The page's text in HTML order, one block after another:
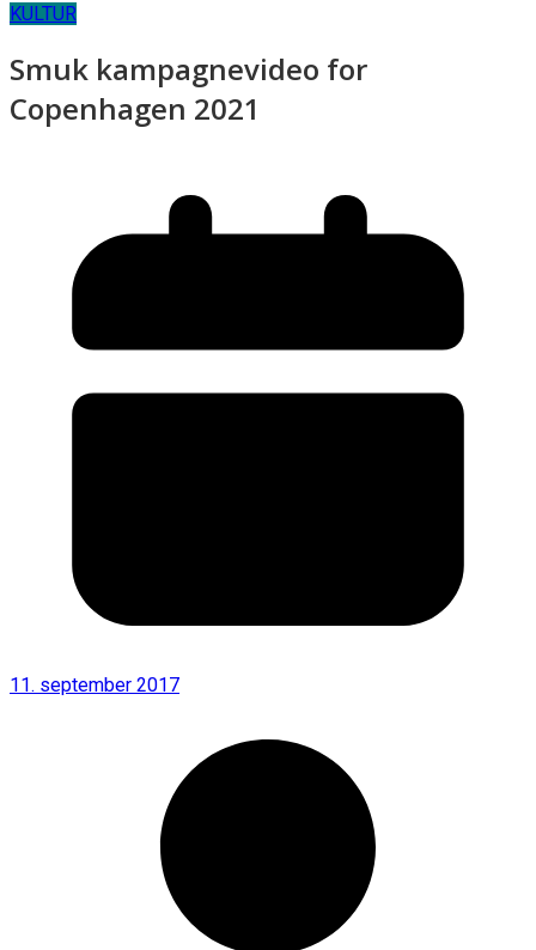
KULTUR
Smuk kampagnevideo for
Copenhagen 2021
11. september 2017